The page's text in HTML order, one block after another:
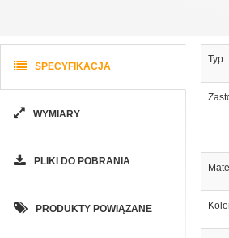
SPECYFIKACJA
WYMIARY
PLIKI DO POBRANIA
PRODUKTY POWIĄZANE
Typ